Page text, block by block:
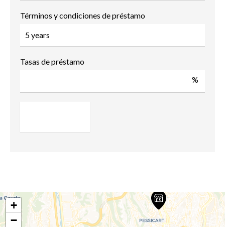
Términos y condiciones de préstamo
Tasas de préstamo
%
+
−